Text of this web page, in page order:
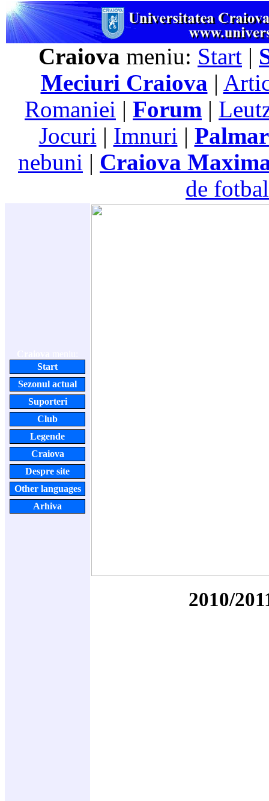
Craiova meniu: Start |
Meciuri Craiova |
Romaniei | Forum |
Jocuri | Imnuri |
nebuni | Craiova
de
Start
Sezonul actual
Suporteri
Club
Legende
Craiova
Despre site
Other languages
Arhiva
2010/